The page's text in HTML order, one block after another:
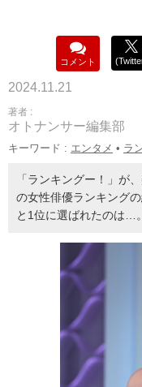
コメント
2024.11.21
著者 :
オトナンサー編集部
キーワード : エンタメ • ラ
「ランキングー！」が
の女性俳優ランキング
と1位に選ばれたのは…。